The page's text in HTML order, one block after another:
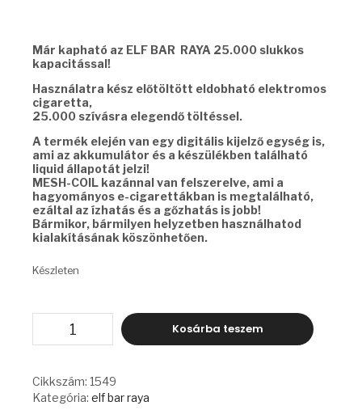
Már kapható az ELF BAR RAYA 25.000 slukkos
kapacitással!
Használatra kész előtöltött eldobható elektromos
cigaretta,
25.000 szívásra elegendő töltéssel.
A termék elején van egy digitális kijelző egység is,
ami az akkumulátor és a készülékben található
liquid állapotát jelzi!
MESH-COIL kazánnal van felszerelve, ami a
hagyományos e-cigarettákban is megtalálható,
ezáltal az ízhatás és a gőzhatás is jobb!
Bármikor, bármilyen helyzetben használhatod
kialakításának köszönhetően.
Készleten
RAYA
PEACH
BERRY
mennyiség
Kosárba teszem
Cikkszám: 1549
Kategória: elf bar raya